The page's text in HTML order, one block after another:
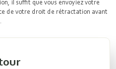
il suffit que vous envoyiez votre
de votre droit de rétractation avant